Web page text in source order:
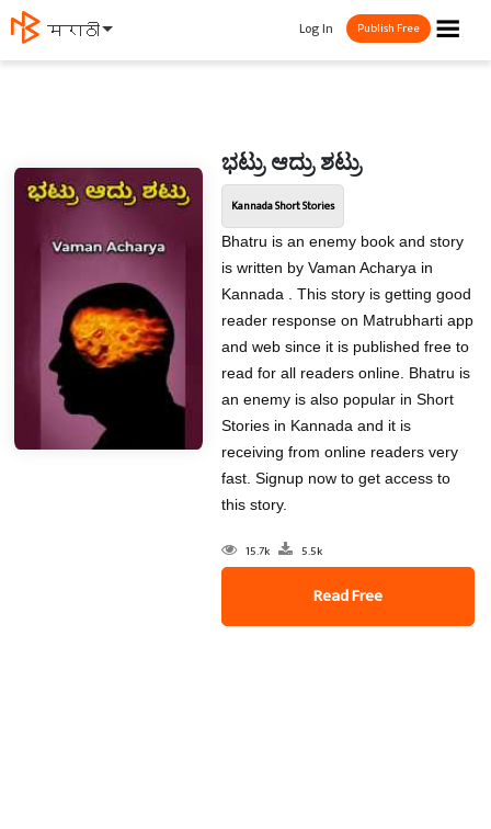
मराठी ☰
Log In Publish Free
ಭಟ್ರು ಆದ್ರು ಶಟ್ರು
Kannada Short Stories
Bhatru is an enemy book and story
is written by Vaman Acharya in
Kannada . This story is getting good
reader response on Matrubharti app
and web since it is published free to
read for all readers online. Bhatru is
an enemy is also popular in Short
Stories in Kannada and it is
receiving from online readers very
fast. Signup now to get access to
this story.
15.7k 5.5k
Read Free